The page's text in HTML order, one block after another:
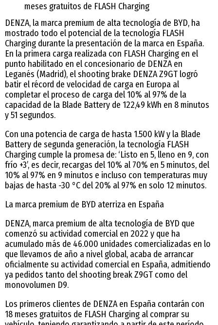
meses gratuitos de FLASH Charging
DENZA, la marca premium de alta tecnología de BYD, ha
mostrado todo el potencial de la tecnología FLASH
Charging durante la presentación de la marca en España.
En la primera carga realizada con FLASH Charging en el
punto habilitado en el concesionario de DENZA en
Leganés (Madrid), el shooting brake DENZA Z9GT logró
batir el récord de velocidad de carga en Europa al
completar el proceso de carga del 10% al 97% de la
capacidad de la Blade Battery de 122,49 kWh en 8 minutos
y 51 segundos.
Con una potencia de carga de hasta 1.500 kW y la Blade
Battery de segunda generación, la tecnología FLASH
Charging cumple la promesa de: ‘Listo en 5, lleno en 9, con
frío +3’, es decir, recargas del 10% al 70% en 5 minutos, del
10% al 97% en 9 minutos e incluso con temperaturas muy
bajas de hasta -30 °C del 20% al 97% en solo 12 minutos.
La marca premium de BYD aterriza en España
DENZA, marca premium de alta tecnología de BYD que
comenzó su actividad comercial en 2022 y que ha
acumulado más de 46.000 unidades comercializadas en lo
que llevamos de año a nivel global, acaba de arrancar
oficialmente su actividad comercial en España, admitiendo
ya pedidos tanto del shooting break Z9GT como del
monovolumen D9.
Los primeros clientes de DENZA en España contarán con
18 meses gratuitos de FLASH Charging al comprar su